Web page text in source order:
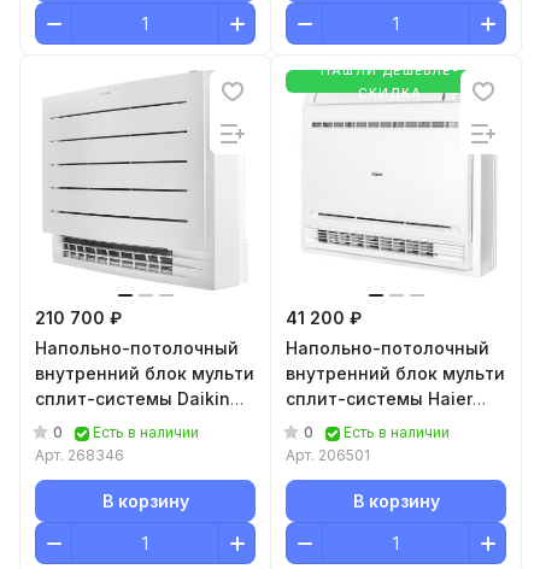
210 700 ₽
Напольно-потолочный
внутренний блок мульти
сплит-системы Daikin
FVXM50B
0
Есть в наличии
Арт. 268346
В корзину
НАШЛИ ДЕШЕВЛЕ-
СКИДКА
41 200 ₽
Напольно-потолочный
внутренний блок мульти
сплит-системы Haier
AF25S2SD1FA
0
Есть в наличии
Арт. 206501
В корзину